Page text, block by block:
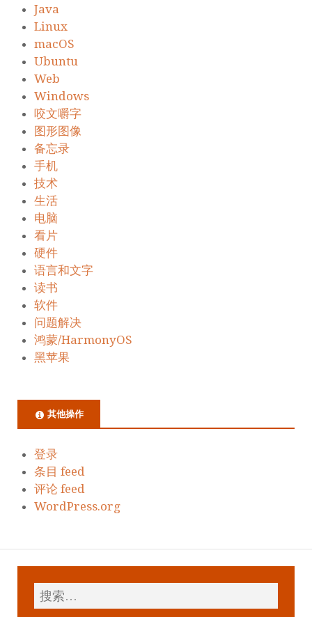
Java
Linux
macOS
Ubuntu
Web
Windows
咬文嚼字
图形图像
备忘录
手机
技术
生活
电脑
看片
硬件
语言和文字
读书
软件
问题解决
鸿蒙/HarmonyOS
黑苹果
其他操作
登录
条目 feed
评论 feed
WordPress.org